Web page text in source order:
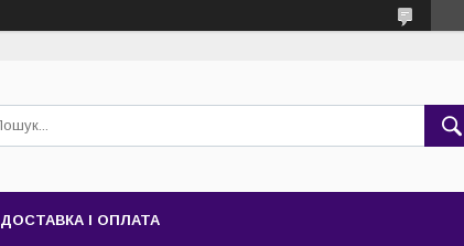
ДОСТАВКА І ОПЛАТА